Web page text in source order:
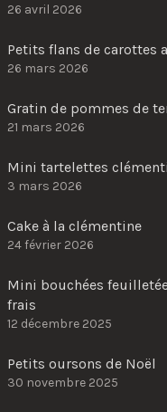
26 avril 2026
Petits flans de carottes
26 mars 2026
Gratin de pommes de
21 mars 2026
Mini tartelettes
3 mars 2026
Cake à la clémentine
24 février 2026
Mini bouchées
frais
12 décembre 2025
Petits oursons de Noël
30 novembre 2025